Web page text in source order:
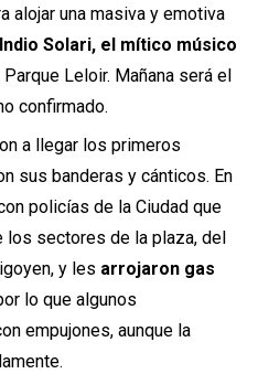
alojar una masiva y emotiva
Indio Solari, el mítico músico
Leloir. Mañana será el
confirmado.
a llegar los primeros
sus banderas y cánticos. En
policías de la Ciudad que
sectores de la plaza, del
y les arrojaron gas
lo que algunos
empujones, aunque la